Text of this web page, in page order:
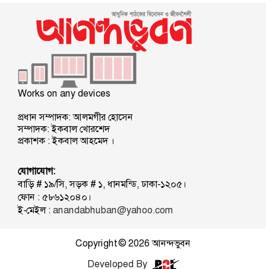
Works on any devices
প্রধান সম্পাদক: আলমগীর হোসেন
সম্পাদক: ইকবাল খোরশেদ
প্রকাশক : ইকবাল আহমেদ ।
যোগাযোগ:
বাড়ি # ১৯/সি, সড়ক # ১, ধানমন্ডি, ঢাকা-১২০৫।
ফোন : ৫৮৬১২০৪০।
ই-মেইল :anandabhuban@yahoo.com
Copyright © 2026আনন্দভুবন
Developed By